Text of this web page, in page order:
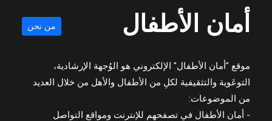
أمان الأطفال من نحن
موقع "أمان الأطفال" الإلكتروني هو الوُجهة الإرشادية،
التوعَوية والتثقيفية لكلِ من الأطفال والأهل من خلال العديد
من الموضوعات:
- أمان الأطفال في تصفحهم للإنترنت ومواقع التواصل